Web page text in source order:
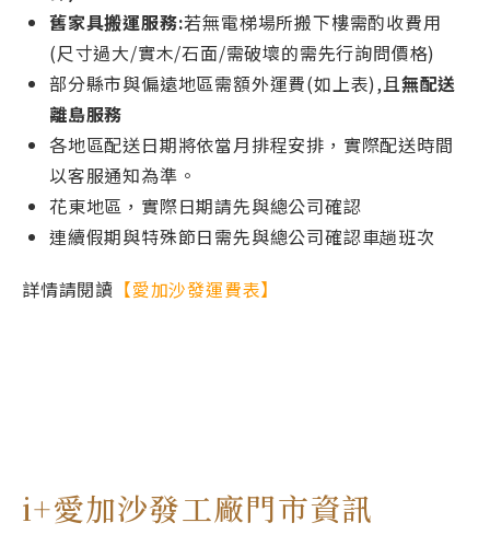
舊家具搬運服務:若無電梯場所搬下樓需酌收費用
(尺寸過大/實木/石面/需破壞的需先行詢問價格)
部分縣市與偏遠地區需額外運費(如上表),且無配送
離島服務
各地區配送日期將依當月排程安排，實際配送時間
以客服通知為準。
花東地區，實際日期請先與總公司確認
連續假期與特殊節日需先與總公司確認車趟班次
詳情請閱讀 【愛加沙發運費表】
i+愛加沙發工廠門市資訊